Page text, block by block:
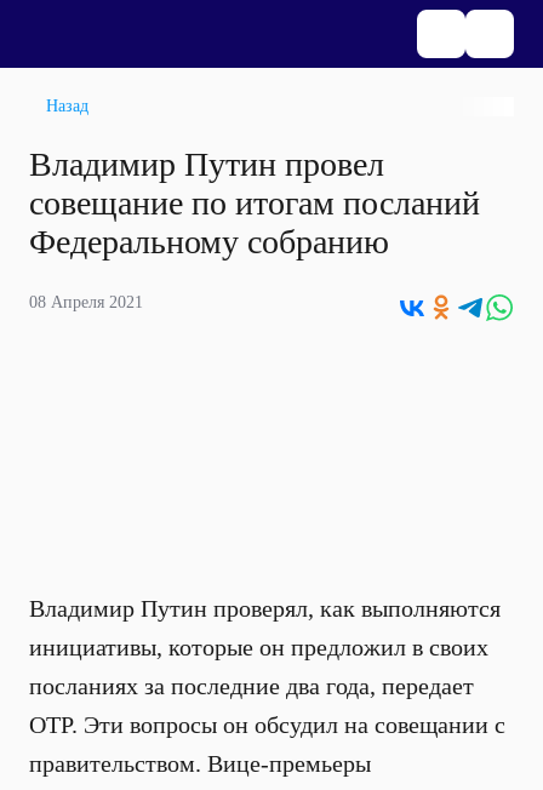
Назад
Владимир Путин провел
совещание по итогам посланий
Федеральному собранию
08 Апреля 2021
Владимир Путин проверял, как выполняются
инициативы, которые он предложил в своих
посланиях за последние два года, передает
ОТР. Эти вопросы он обсудил на совещании с
правительством. Вице-премьеры